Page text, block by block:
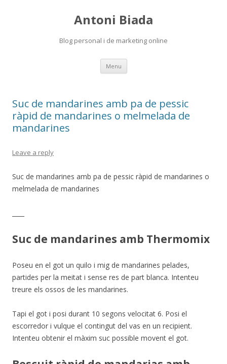
Antoni Biada
Blog personal i de marketing online
Menu Skip to content
Suc de mandarines amb pa de pessic
ràpid de mandarines o melmelada de
mandarines
Leave a reply
Suc de mandarines amb pa de pessic ràpid de mandarines o
melmelada de mandarines
Suc de mandarines amb Thermomix
Poseu en el got un quilo i mig de mandarines pelades,
partides per la meitat i sense res de part blanca. Intenteu
treure els ossos de les mandarines.
Tapi el got i posi durant 10 segons velocitat 6. Posi el
escorredor i vulque el contingut del vas en un recipient.
Intenteu obtenir el màxim suc possible movent el got.